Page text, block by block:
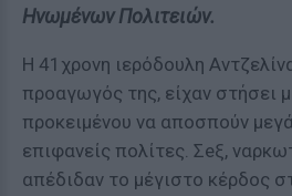
Ηνωμένων Πολιτειών.
Η 41χρονη ιερόδουλη
προαγωγός της, είχαν στήσει
προκειμένου να αποσπούν
επιφανείς πολίτες. Σeξ,
απέδιδαν το μέγιστο κέρδος